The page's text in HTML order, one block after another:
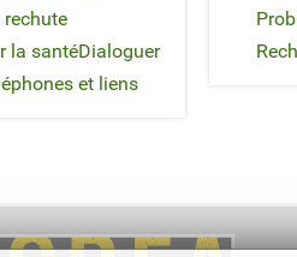
rechute
la santéDialoguer
et liens